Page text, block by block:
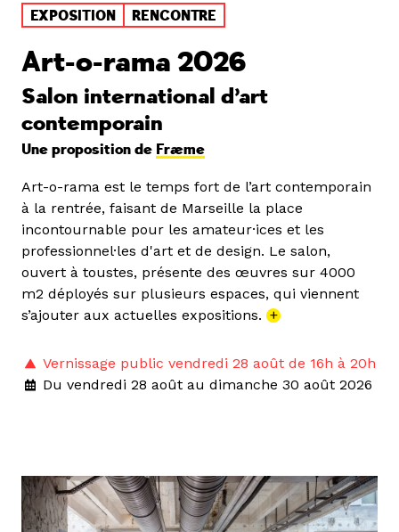
EXPOSITION RENCONTRE
Art-o-rama 2026
Salon international d’art
contemporain
Une proposition de Fræme
Art-o-rama est le temps fort de l’art contemporain
à la rentrée, faisant de Marseille la place
incontournable pour les amateur·ices et les
professionnel·les d'art et de design. Le salon,
ouvert à toustes, présente des œuvres sur 4000
m2 déployés sur plusieurs espaces, qui viennent
s’ajouter aux actuelles expositions. +
Vernissage public vendredi 28 août de 16h à 20h
Du vendredi 28 août au dimanche 30 août 2026